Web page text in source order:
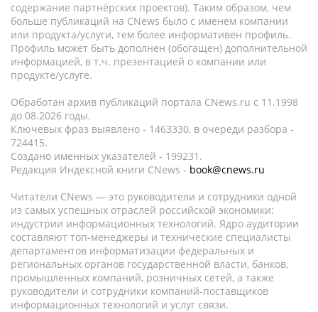
содержание партнёрских проектов). Таким образом, чем
больше публикаций на CNews было с именем компании
или продукта/услуги, тем более информативен профиль.
Профиль может быть дополнен (обогащен) дополнительной
информацией, в т.ч. презентацией о компании или
продукте/услуге.
Обработан архив публикаций портала CNews.ru c 11.1998
до 08.2026 годы.
Ключевых фраз выявлено - 1463330, в очереди разбора -
724415.
Создано именных указателей - 199231.
Редакция Индексной книги CNews - book@cnews.ru
Читатели CNews — это руководители и сотрудники одной
из самых успешных отраслей российской экономики:
индустрии информационных технологий. Ядро аудитории
составляют топ-менеджеры и технические специалисты
департаментов информатизации федеральных и
региональных органов государственной власти, банков,
промышленных компаний, розничных сетей, а также
руководители и сотрудники компаний-поставщиков
информационных технологий и услуг связи.